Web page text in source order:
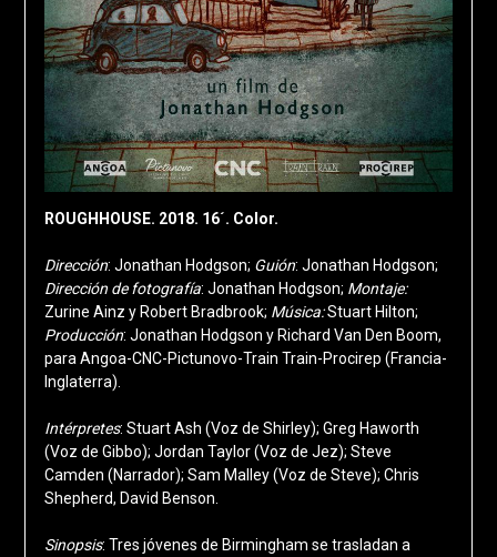
ROUGHHOUSE. 2018. 16´. Color.
Dirección: Jonathan Hodgson; Guión: Jonathan Hodgson;
Dirección de fotografía: Jonathan Hodgson; Montaje:
Zurine Ainz y Robert Bradbrook; Música:Stuart Hilton;
Producción: Jonathan Hodgson y Richard Van Den Boom,
para Angoa-CNC-Pictunovo-Train Train-Procirep (Francia-
Inglaterra).
Intérpretes: Stuart Ash (Voz de Shirley); Greg Haworth
(Voz de Gibbo); Jordan Taylor (Voz de Jez); Steve
Camden (Narrador); Sam Malley (Voz de Steve); Chris
Shepherd, David Benson.
Sinopsis: Tres jóvenes de Birmingham se trasladan a